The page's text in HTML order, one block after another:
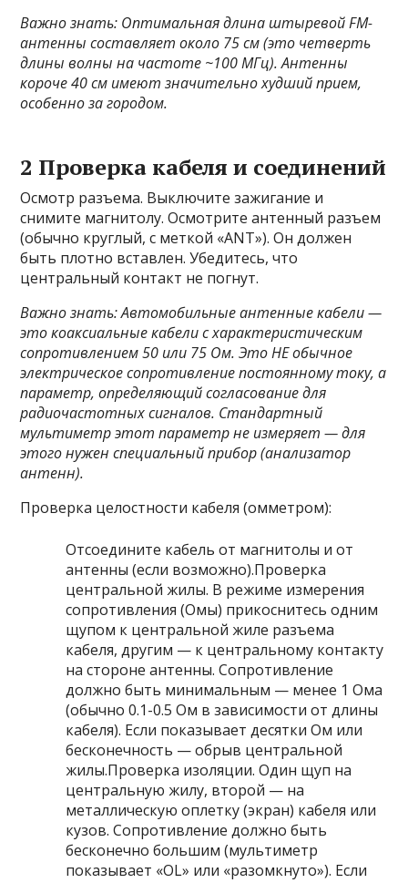
Важно знать: Оптимальная длина штыревой FM-
антенны составляет около 75 см (это четверть
длины волны на частоте ~100 МГц). Антенны
короче 40 см имеют значительно худший прием,
особенно за городом.
2 Проверка кабеля и соединений
Осмотр разъема. Выключите зажигание и
снимите магнитолу. Осмотрите антенный разъем
(обычно круглый, с меткой «ANT»). Он должен
быть плотно вставлен. Убедитесь, что
центральный контакт не погнут.
Важно знать: Автомобильные антенные кабели —
это коаксиальные кабели с характеристическим
сопротивлением 50 или 75 Ом. Это НЕ обычное
электрическое сопротивление постоянному току, а
параметр, определяющий согласование для
радиочастотных сигналов. Стандартный
мультиметр этот параметр не измеряет — для
этого нужен специальный прибор (анализатор
антенн).
Проверка целостности кабеля (омметром):
Отсоедините кабель от магнитолы и от
антенны (если возможно).Проверка
центральной жилы. В режиме измерения
сопротивления (Омы) прикоснитесь одним
щупом к центральной жиле разъема
кабеля, другим — к центральному контакту
на стороне антенны. Сопротивление
должно быть минимальным — менее 1 Ома
(обычно 0.1-0.5 Ом в зависимости от длины
кабеля). Если показывает десятки Ом или
бесконечность — обрыв центральной
жилы.Проверка изоляции. Один щуп на
центральную жилу, второй — на
металлическую оплетку (экран) кабеля или
кузов. Сопротивление должно быть
бесконечно большим (мультиметр
показывает «OL» или «разомкнуто»). Если